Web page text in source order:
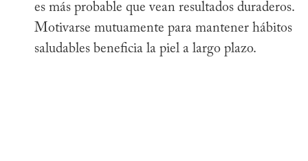
es más probable que vean resultados duraderos.
Motivarse mutuamente para mantener hábitos
saludables beneficia la piel a largo plazo.